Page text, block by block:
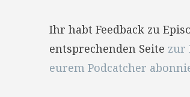
Ihr habt Feedback zu
entsprechenden Seite zur
eurem Podcatcher